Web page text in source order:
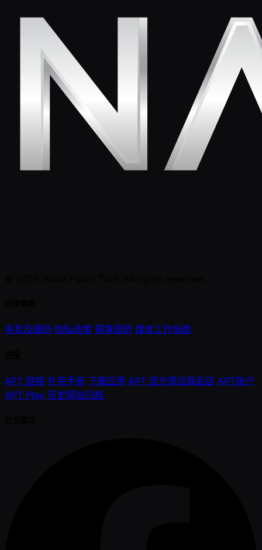
条款及细则 隐私政策 赛事规则 媒体工作指南
APT 链接 扑克手册 下载应用 APT 官方周边商品店 APT账户
APT Play 历史网站归档